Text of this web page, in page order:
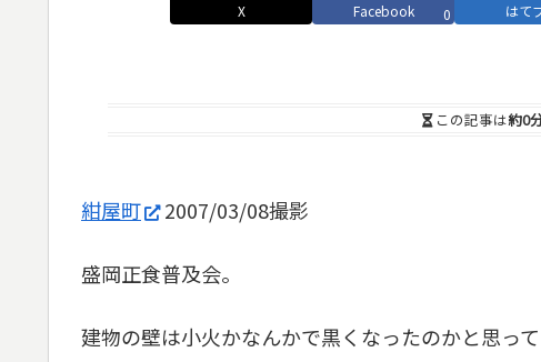
X Facebook 0 はて
この記事は約0
紺屋町 2007/03/08撮影
盛岡正食普及会。
建物の壁は小火かなんかで黒くなったのかと思っ